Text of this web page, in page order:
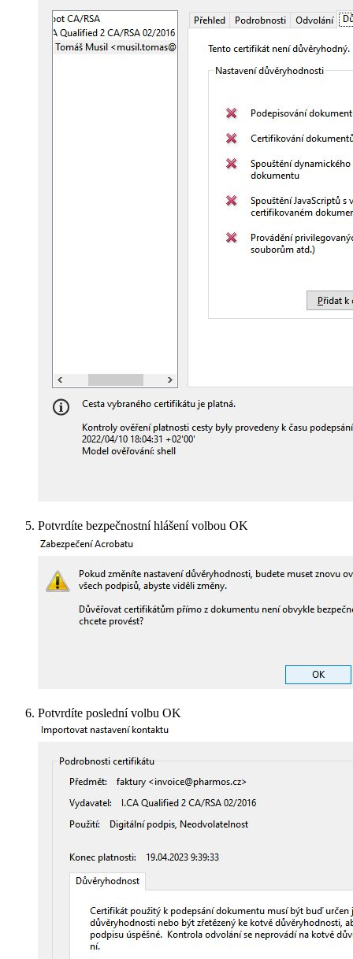
Potvrdíte bezpečnostní hlášení volbou OK
Potvrdíte poslední volbu OK